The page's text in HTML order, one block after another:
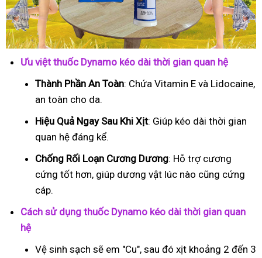
Ưu việt thuốc Dynamo kéo dài thời gian quan hệ
Thành Phần An Toàn: Chứa Vitamin E và Lidocaine,
an toàn cho da.
Hiệu Quả Ngay Sau Khi Xịt: Giúp kéo dài thời gian
quan hệ đáng kể.
Chống Rối Loạn Cương Dương: Hỗ trợ cương
cứng tốt hơn, giúp dương vật lúc nào cũng cứng
cáp.
Cách sử dụng thuốc Dynamo kéo dài thời gian quan
hệ
Vệ sinh sạch sẽ em "Cu", sau đó xịt khoảng 2 đến 3